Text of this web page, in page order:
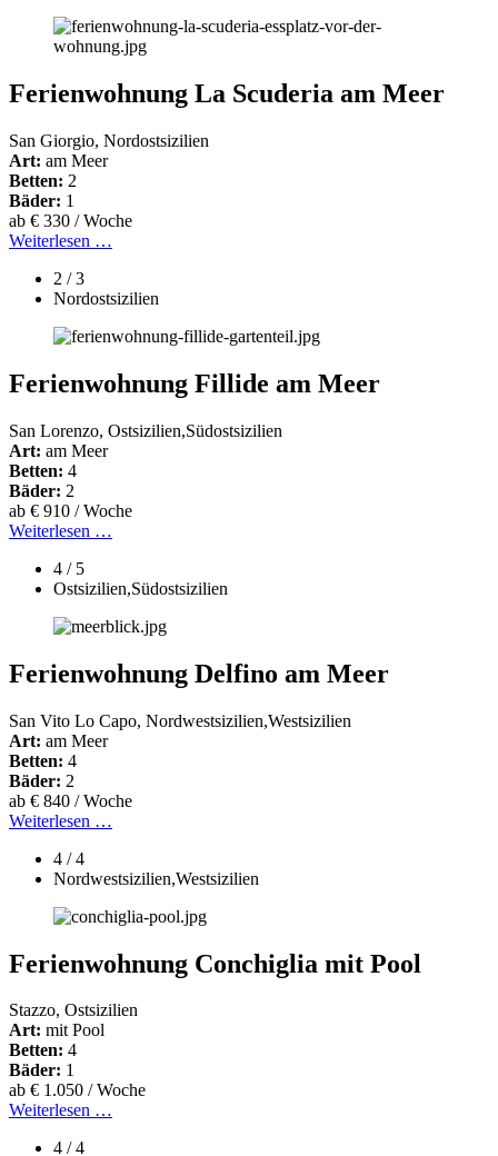
Ferienwohnung La Scuderia am Meer
San Giorgio, Nordostsizilien
Art: am Meer
Betten: 2
Bäder: 1
ab € 330 / Woche
Weiterlesen …
2 / 3
Nordostsizilien
Ferienwohnung Fillide am Meer
San Lorenzo, Ostsizilien,Südostsizilien
Art: am Meer
Betten: 4
Bäder: 2
ab € 910 / Woche
Weiterlesen …
4 / 5
Ostsizilien,Südostsizilien
Ferienwohnung Delfino am Meer
San Vito Lo Capo, Nordwestsizilien,Westsizilien
Art: am Meer
Betten: 4
Bäder: 2
ab € 840 / Woche
Weiterlesen …
4 / 4
Nordwestsizilien,Westsizilien
Ferienwohnung Conchiglia mit Pool
Stazzo, Ostsizilien
Art: mit Pool
Betten: 4
Bäder: 1
ab € 1.050 / Woche
Weiterlesen …
4 / 4